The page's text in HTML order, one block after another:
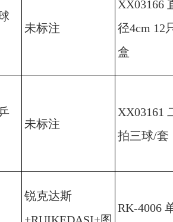
未标注
XX03166
径4cm 12
盒
未标注
XX03161
拍三球/套
锐克达斯
RK-4006